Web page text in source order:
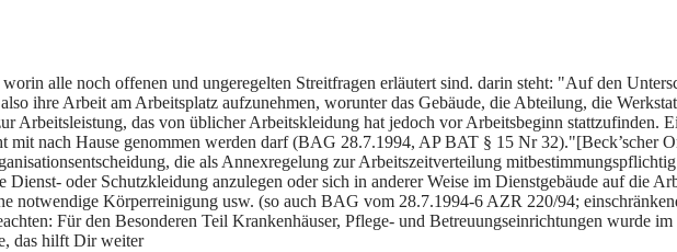
alle noch offenen und ungeregelten Streitfragen erläutert sind. darin steht: "Auf den
ihre Arbeit am Arbeitsplatz aufzunehmen, worunter das Gebäude, die Abteilung, die
Arbeitsleistung, das von üblicher Arbeitskleidung hat jedoch vor Arbeitsbeginn stattzufinden.
mit nach Hause genommen werden darf (BAG 28.7.1994, AP BAT § 15 Nr 32)."[Beck’scher
die als Annexregelung zur Arbeitszeitverteilung
oder Schutzkleidung anzulegen oder sich in anderer Weise im Dienstgebäude auf die
notwendige Körperreinigung usw. (so auch BAG vom 28.7.1994-6 AZR 220/94;
Für den Besonderen Teil Krankenhäuser, Pflege- und Betreuungseinrichtungen wurde
das hilft Dir weiter